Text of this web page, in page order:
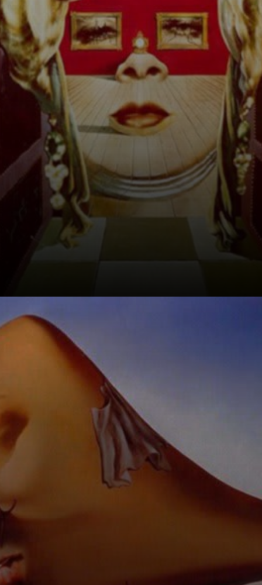
Der große
Masturbator: Ein
Schlüsselwerk
des Surrealismus